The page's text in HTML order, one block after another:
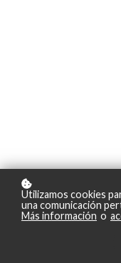
Utilizamos cookies
una comunicación
Más información o